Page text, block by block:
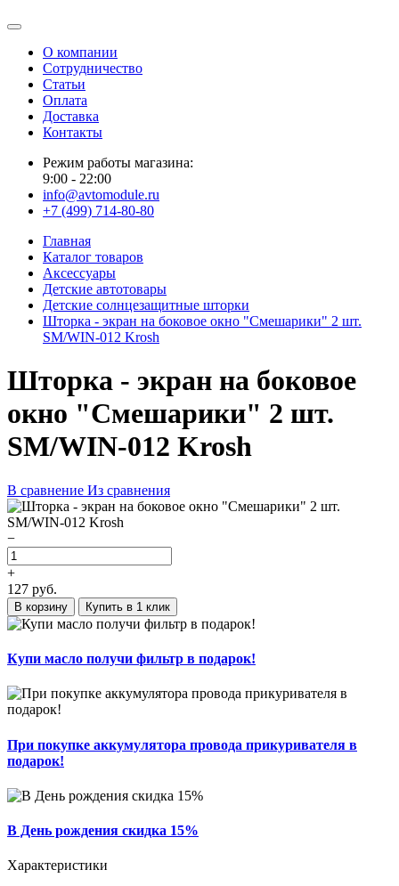
О компании
Сотрудничество
Статьи
Оплата
Доставка
Контакты
Режим работы магазина:
9:00 - 22:00
info@avtomodule.ru
+7 (499) 714-80-80
Главная
Каталог товаров
Аксессуары
Детские автотовары
Детские солнцезащитные шторки
Шторка - экран на боковое окно "Смешарики" 2 шт.
SM/WIN-012 Krosh
Шторка - экран на боковое
окно "Смешарики" 2 шт.
SM/WIN-012 Krosh
В сравнение Из сравнения
−
+
127 руб.
В корзину Купить в 1 клик
Купи масло получи фильтр в подарок!
При покупке аккумулятора провода прикуривателя в
подарок!
В День рождения скидка 15%
Характеристики